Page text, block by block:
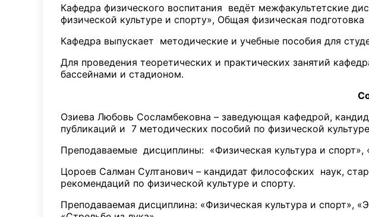
Кафедра физического воспитания ведёт межфакультетские
физической культуре и спорту», Общая физическая
Кафедра выпускает методические и учебные пособия для
Для проведения теоретических и практических занятий
бассейнами и стадионом.
Озиева Любовь Сосламбековна – заведующая кафедрой,
публикаций и 7 методических пособий по физической
Преподаваемые дисциплины: «Физическая культура и
Цороев Салман Султанович – кандидат философских наук,
рекомендаций по физической культуре и спорту.
Преподаваемая дисциплина: «Физическая культура и спорт»,